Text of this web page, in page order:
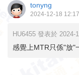
tonyng
2024-12-18 12:17
HU6455 發表於 2024-
感覺上MTR只係"放"